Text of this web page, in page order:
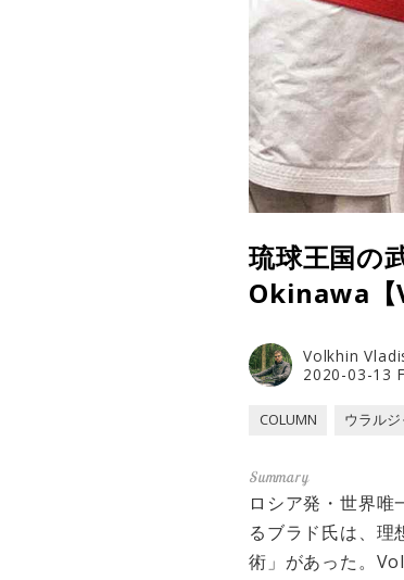
琉球王国
Okinawa【
2020-03-13
Volkhin
COLUMN ウラル
ロシア発・世界唯
るブラド氏は、理
術」があった。